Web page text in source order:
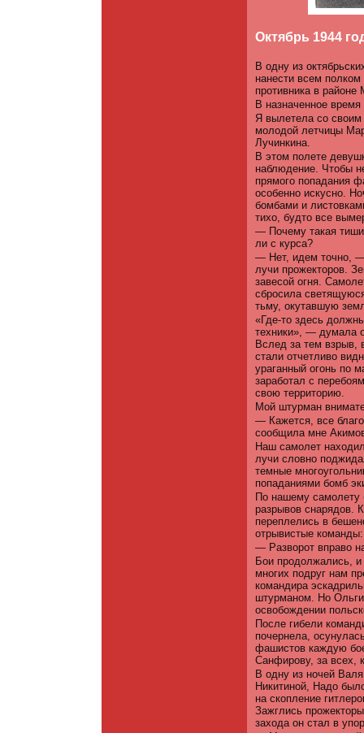
Октябрь 1944
В одну из
нанести всем
противника в районе
В назначенное
Я вылетела со
молодой летчицы
Лучинкина.
В этом полете
наблюдение. Чтобы
прямого попадания
особенно искусно.
бомбами и
тихо, будто все
— Почему такая
ли с курса?
— Нет, идем точно, —
лучи прожекторов.
завесой огня.
сбросила
тьму, окутавшую
«Где-то здесь
техники», — думала
Вслед за тем взрыв,
стали отчетливо
ураганный огонь по
заработал с
свою территорию.
Мой штурман
— Кажется, все
сообщила мне
Наш самолет
лучи словно
темные
попаданиями бомб
По нашему самолету
разрывов снарядов.
переплелись в
отрывистые команды:
— Разворот вправо
Бои продолжались,
многих подруг нам
командира
штурманом. Но Ольги
освобождении
После гибели
почернела,
фашистов каждую
Санфирову, за всех,
В одну из ночей
Никитиной, Надо
на скопление
Зажглись
захода он стал в